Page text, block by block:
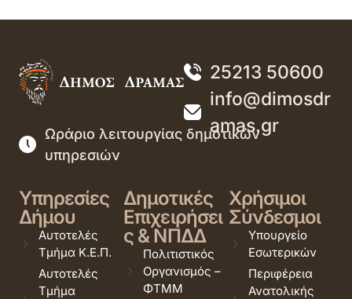
25213 50600
info@dimosdr
amas.gr
Ωράριο λειτουργίας δημοτικών
υπηρεσιών
Υπηρεσίες
Δήμου
Αυτοτελές
Τμήμα Κ.Ε.Π.
Αυτοτελές
Τμήμα
Δημοτικές
Επιχειρήσει
ς & ΝΠΔΔ
Πολιτιστικός
Οργανισμός –
ΦΤΜΜ
Χρήσιμοι
Σύνδεσμοι
Υπουργείο
Εσωτερικών
Περιφέρεια
Ανατολικής